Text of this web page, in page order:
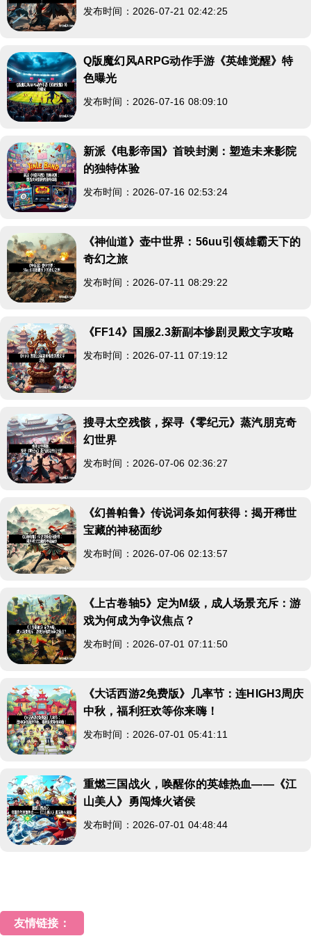
发布时间：2026-07-21 02:42:25
Q版魔幻风ARPG动作手游《英雄觉醒》特
色曝光
发布时间：2026-07-16 08:09:10
新派《电影帝国》首映封测：塑造未来影院
的独特体验
发布时间：2026-07-16 02:53:24
《神仙道》壶中世界：56uu引领雄霸天下的
奇幻之旅
发布时间：2026-07-11 08:29:22
《FF14》国服2.3新副本惨剧灵殿文字攻略
发布时间：2026-07-11 07:19:12
搜寻太空残骸，探寻《零纪元》蒸汽朋克奇
幻世界
发布时间：2026-07-06 02:36:27
《幻兽帕鲁》传说词条如何获得：揭开稀世
宝藏的神秘面纱
发布时间：2026-07-06 02:13:57
《上古卷轴5》定为M级，成人场景充斥：游
戏为何成为争议焦点？
发布时间：2026-07-01 07:11:50
《大话西游2免费版》几率节：连HIGH3周庆
中秋，福利狂欢等你来嗨！
发布时间：2026-07-01 05:41:11
重燃三国战火，唤醒你的英雄热血——《江
山美人》勇闯烽火诸侯
发布时间：2026-07-01 04:48:44
友情链接：